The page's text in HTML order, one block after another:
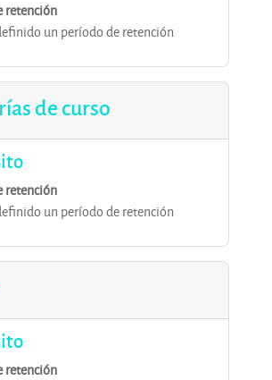
retención
un período de retención
de curso
retención
un período de retención
retención